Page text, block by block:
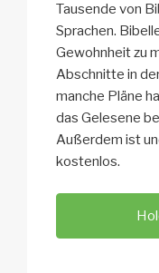
Tausende von
Sprachen.
Gewohnheit zu
Abschnitte in
manche Pläne
das Gelesene
Außerdem ist
kostenlos.